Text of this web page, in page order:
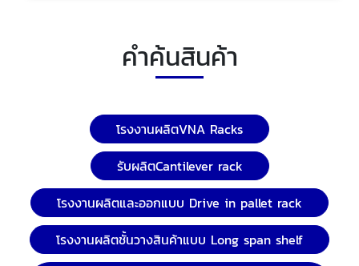
คำค้นสินค้า
โรงงานผลิตVNA Racks
รับผลิตCantilever rack
โรงงานผลิตและออกแบบ Drive in pallet rack
โรงงานผลิตชั้นวางสินค้าแบบ Long span shelf